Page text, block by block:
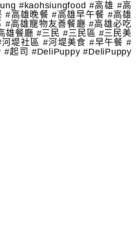
#kaohsiungfood #高雄 #高
#高雄晚餐 #高雄早午餐 #高雄
#高雄寵物友善餐廳 #高雄必吃
雄餐廳 #三民 #三民區 #三民美
堤社區 #河堤美食 #早午餐 #
#起司 #DeliPuppy #DeliPuppy